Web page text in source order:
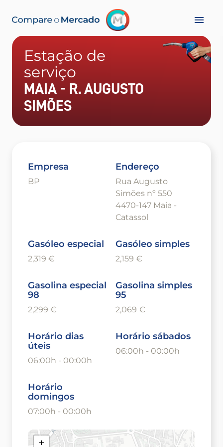
Estação de
serviço
MAIA - R. AUGUSTO
SIMÕES
Empresa
BP
Endereço
Rua Augusto
Simões nº 550
4470-147 Maia -
Catassol
Gasóleo especial
2,319 €
Gasóleo simples
2,159 €
Gasolina especial
98
2,299 €
Gasolina simples
95
2,069 €
Horário dias
úteis
06:00h - 00:00h
Horário sábados
06:00h - 00:00h
Horário
domingos
07:00h - 00:00h
+